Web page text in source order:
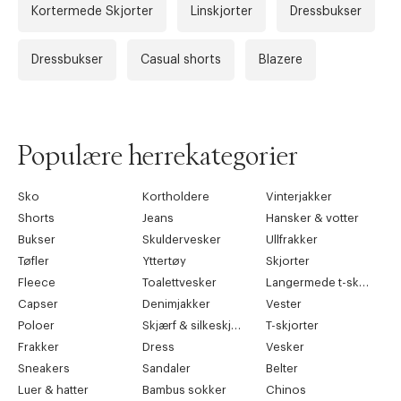
Kortermede Skjorter Linskjorter Dressbukser
Dressbukser Casual shorts Blazere
Populære herrekategorier
Sko Kortholdere
Vinterjakker
Shorts
Jeans
Hansker & votter
Bukser
Skuldervesker
Ullfrakker
Tøfler
Yttertøy
Skjorter
Fleece
Toalettvesker
Langermede t-skjorter
Capser
Denimjakker
Vester
Poloer
Skjærf & silkeskjærf
T-skjorter
Frakker
Dress
Vesker
Sneakers
Sandaler
Belter
Luer & hatter
Bambus sokker Chinos